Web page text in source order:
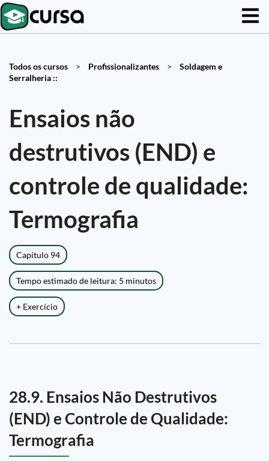
Todos os cursos > Profissionalizantes >
Soldagem e
Serralheria ::
Ensaios não
destrutivos (END) e
controle de qualidade:
Termografia
Capítulo 94
Tempo estimado de leitura: 5 minutos
+ Exercício
28.9. Ensaios Não Destrutivos
(END) e Controle de Qualidade:
Termografia